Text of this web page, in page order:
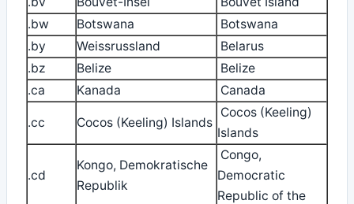
.bw
Botswana
Botswana
.by
Weissrussland
Belarus
.bz
Belize
Belize
.ca
Kanada Canada
.cc Cocos (Keeling) Islands
Cocos (Keeling)
Islands
.cd
Kongo, Demokratische
Republik
Congo,
Democratic
Republic of the